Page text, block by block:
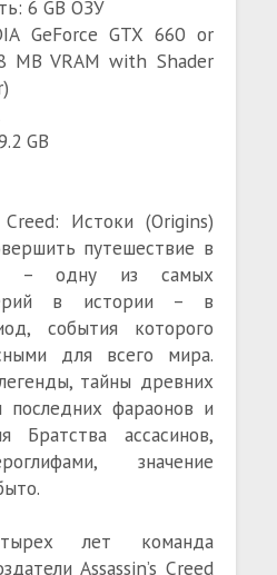
6 GB ОЗУ
GeForce GTX 660 or
MB VRAM with Shader
GB
Истоки (Origins)
путешествие в
– одну из самых
в истории – в
события которого
для всего мира.
тайны древних
последних фараонов и
Братства ассасинов,
значение
лет команда
Assassin’s Creed